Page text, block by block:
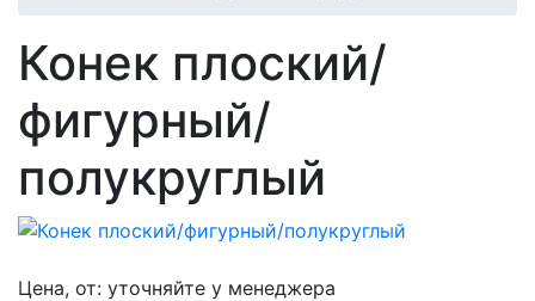
Конек плоский/
фигурный/
полукруглый
Цена, от: уточняйте у менеджера